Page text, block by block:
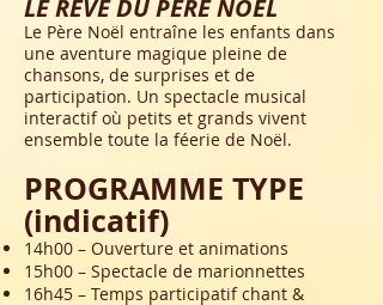
LE RÊVE DU PÈRE NOËL
Le Père Noël entraîne les enfants dans
une aventure magique pleine de
chansons, de surprises et de
participation. Un spectacle musical
interactif où petits et grands vivent
ensemble toute la féerie de Noël.
PROGRAMME TYPE
(indicatif)
14h00 – Ouverture et animations
15h00 – Spectacle de marionnettes
16h45 – Temps participatif chant &